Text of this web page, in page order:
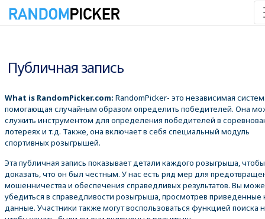
Публичная запись
What is RandomPicker.com: RandomPicker- это независимая
помогающая случайным образом определить победителей. Она
служить инструментом для определения победителей в
лотереях и т.д. Также, она включает в себя специальный модуль
спортивных розыгрышей.
Эта публичная запись показывает детали каждого розыгрыша, чтобы
доказать, что он был честным. У нас есть ряд мер для
мошенничества и обеспечения справедливых результатов. Вы
убедиться в справедливости розыгрыша, просмотрев приведенные
данные. Участники также могут воспользоваться функцией поиска